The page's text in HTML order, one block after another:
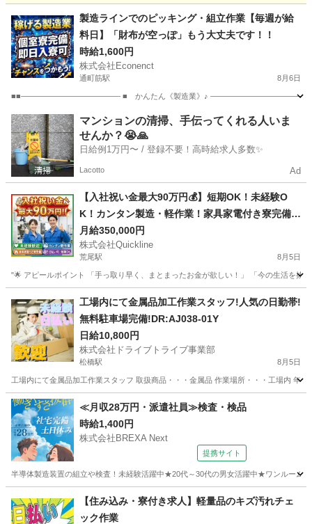
辛島町駅 軽作業 スタッフ
製造ラインでのピッキング・組立作業【毎週が給
料日】「財布が空っぽ」もう大丈夫です！！
時給1,600円
株式会社Econenct
通町筋駅 8月6日
■■――――――――――――― ■ かんたん《製造業》♪ ――――――――――――――― 製造ライ
熊本 熊本市 通町筋駅 工場 ライン
マンションの清掃、手伝ってくれる人いま
せんか？😭🙏
日給例1万円〜 / 登録不要！高時給求人多数✨
Lacotto Ad
【入社祝い金最大90万円💰】短期OK！未経験O
K！カンタン製造・軽作業！家具家電付き寮完備
🏠
月給350,000円
株式会社Quickline
荒尾駅 8月5日
"🌟 アピールポイント 「手っ取り早く、まとまったお金が欲しい！」 「今の生活を抜
荒尾駅 工場 時給
工場内にて金属品加工作業スタッフ!人気の日勤帯!
無料駐車場完備!DR:AJ038-01Y
日給10,800円
株式会社ドライブトライブ事業部
松橋駅 8月5日
工場内にて金属品加工作業スタッフ 取扱商品・・・金属品 作業場所・・・工場内
熊本 宇城市 松橋駅 工場 スタッフ
≪月収28万円・派遣社員≫検査・検品
時給1,400円
株式会社BREXA Next
提携サイト
半導体製造装置の組立や検査！未経験活躍中★20代～30代の男女活躍中★ワンルーム
【住み込み・寮付き求人】軽量品のキズ汚れチェ
ック作業